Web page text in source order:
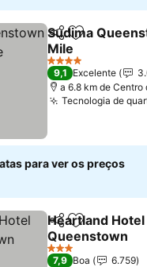
PartilharAdicionar
Sudima
Mile
Ver preços
4 Estrelas
9,1 Excelente
a 6.8 km de Centro
Tecnologia de
para ver os preços
PartilharAdicionar
Heartland Hotel
Queenstown
Ver preços
3 Estrelas
7,9 Boa
6.759